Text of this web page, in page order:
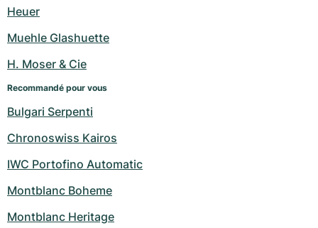
Heuer
Muehle Glashuette
H. Moser & Cie
Recommandé pour vous
Bulgari Serpenti
Chronoswiss Kairos
IWC Portofino Automatic
Montblanc Boheme
Montblanc Heritage